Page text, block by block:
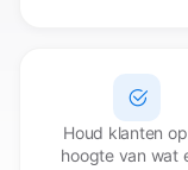
Houd klanten
hoogte van wat